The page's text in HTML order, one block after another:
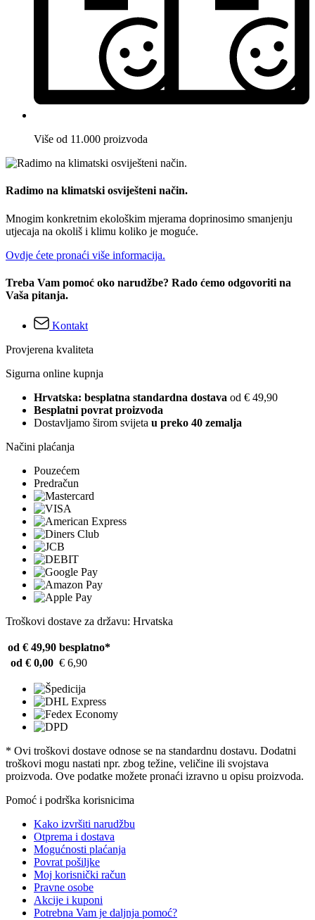
Više od 11.000 proizvoda
Radimo na klimatski osviješteni način.
Mnogim konkretnim ekološkim mjerama doprinosimo smanjenju
utjecaja na okoliš i klimu koliko je moguće.
Ovdje ćete pronaći više informacija.
Treba Vam pomoć oko narudžbe? Rado ćemo odgovoriti na
Vaša pitanja.
Kontakt
Provjerena kvaliteta
Sigurna online kupnja
Hrvatska: besplatna standardna dostava od € 49,90
Besplatni povrat proizvoda
Dostavljamo širom svijeta u preko 40 zemalja
Načini plaćanja
Pouzećem
Predračun
Troškovi dostave za državu: Hrvatska
od € 49,90 besplatno*
od € 0,00 € 6,90
* Ovi troškovi dostave odnose se na standardnu ​​dostavu. Dodatni
troškovi mogu nastati npr. zbog težine, veličine ili svojstava
proizvoda. Ove podatke možete pronaći izravno u opisu proizvoda.
Pomoć i podrška korisnicima
Kako izvršiti narudžbu
Otprema i dostava
Mogućnosti plaćanja
Povrat pošiljke
Moj korisnički račun
Pravne osobe
Akcije i kuponi
Potrebna Vam je daljnja pomoć?